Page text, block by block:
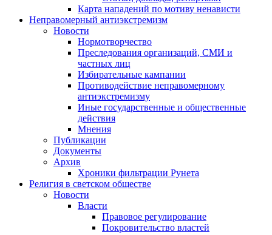
Карта нападений по мотиву ненависти
Неправомерный антиэкстремизм
Новости
Нормотворчество
Преследования организаций, СМИ и
частных лиц
Избирательные кампании
Противодействие неправомерному
антиэкстремизму
Иные государственные и общественные
действия
Мнения
Публикации
Документы
Архив
Хроники фильтрации Рунета
Религия в светском обществе
Новости
Власти
Правовое регулирование
Покровительство властей